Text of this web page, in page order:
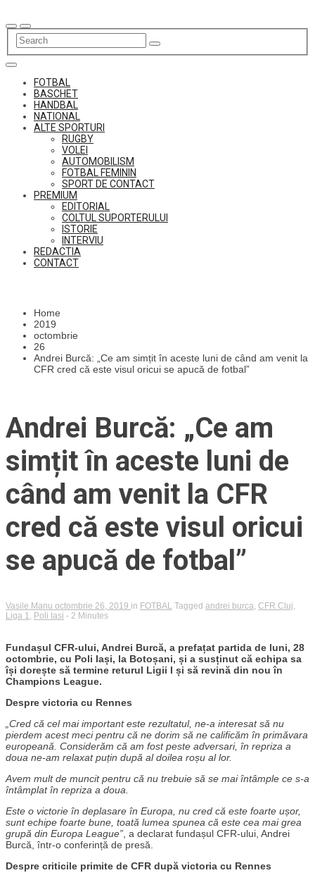
to
content
FOTBAL
BASCHET
HANDBAL
NATIONAL
ALTE SPORTURI
RUGBY
VOLEI
AUTOMOBILISM
FOTBAL FEMININ
SPORT DE CONTACT
PREMIUM
EDITORIAL
COLTUL SUPORTERULUI
ISTORIE
INTERVIU
REDACTIA
CONTACT
Home
2019
octombrie
26
Andrei Burcă: „Ce am simțit în aceste luni de când am venit la
CFR cred că este visul oricui se apucă de fotbal”
Andrei Burcă: „Ce am
simțit în aceste luni de
când am venit la CFR
cred că este visul oricui
se apucă de fotbal”
Vasile Manu octombrie 26, 2019 in FOTBAL Tagged andrei burca CFR Cluj
Liga 1
Poli Iasi - 2 Minutes
Fundașul CFR-ului, Andrei Burcă, a prefațat partida de luni, 28
octombrie, cu Poli Iași, la Botoșani, și a susținut că echipa sa
își dorește să termine returul Ligii I și să revină din nou în
Champions League.
Despre victoria cu Rennes
„Cred că cel mai important este rezultatul, ne-a interesat să nu
pierdem acest meci pentru că ne dorim să ne calificăm în primăvara
europeană. Considerăm că am fost peste adversari, în repriza a
doua ne-am relaxat puțin după al doilea roșu al lor.
Avem mult de muncit pentru că nu trebuie să se mai întâmple ce s-a
întâmplat în repriza a doua.
Este o victorie în deplasare în Europa, nu cred că este foarte ușor,
sunt echipe foarte bune, toată lumea spunea că este cea mai grea
grupă din Europa League” , a declarat fundașul CFR-ului, Andrei
Burcă, într-o conferință de presă.
Despre criticile primite de CFR după victoria cu Rennes